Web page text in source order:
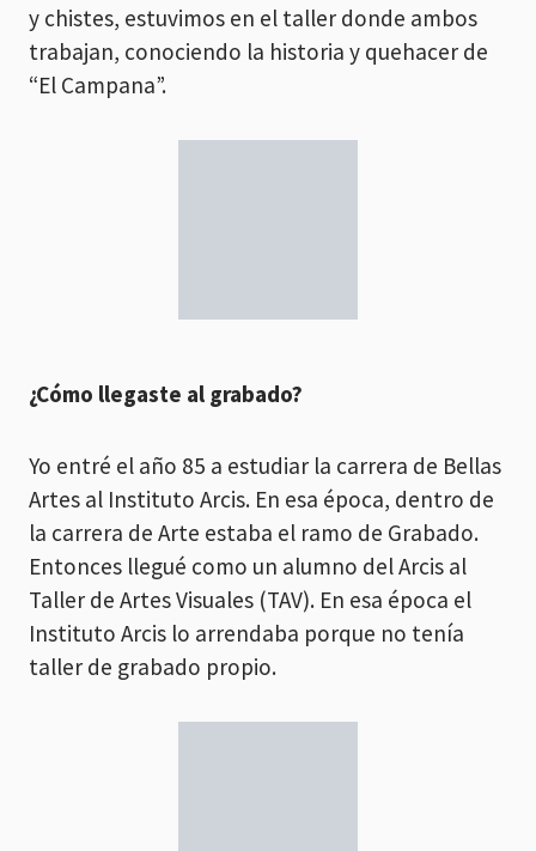
y chistes, estuvimos en el taller donde ambos
trabajan, conociendo la historia y quehacer de
“El Campana”.
¿Cómo llegaste al grabado?
Yo entré el año 85 a estudiar la carrera de Bellas
Artes al Instituto Arcis. En esa época, dentro de
la carrera de Arte estaba el ramo de Grabado.
Entonces llegué como un alumno del Arcis al
Taller de Artes Visuales (TAV). En esa época el
Instituto Arcis lo arrendaba porque no tenía
taller de grabado propio.